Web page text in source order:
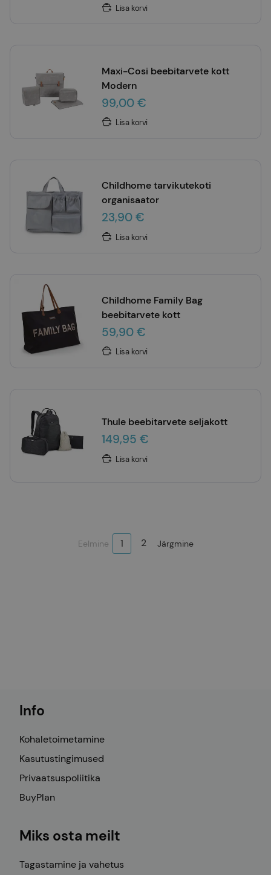
Lisa korvi
Maxi-Cosi beebitarvete kott
Modern
99,00 €
Lisa korvi
Childhome tarvikutekoti
organisaator
23,90 €
Lisa korvi
Childhome Family Bag
beebitarvete kott
59,90 €
Lisa korvi
Thule beebitarvete seljakott
149,95 €
Lisa korvi
Eelmine 1 2 Järgmine
Info
Kohaletoimetamine
Kasutustingimused
Privaatsuspoliitika
BuyPlan
Miks osta meilt
Tagastamine ja vahetus